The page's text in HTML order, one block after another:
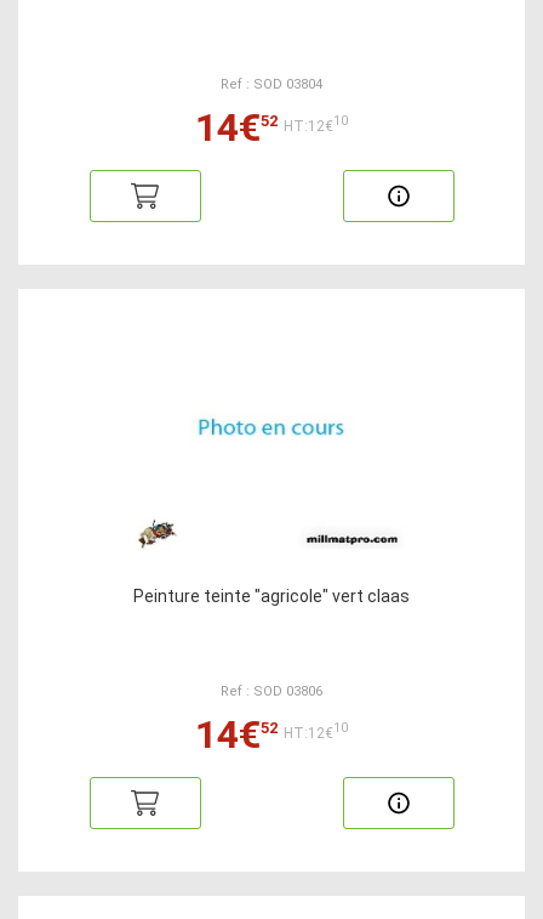
Ref : SOD 03804
14€52 HT:12€10
Peinture teinte "agricole" vert claas
Ref : SOD 03806
14€52 HT:12€10